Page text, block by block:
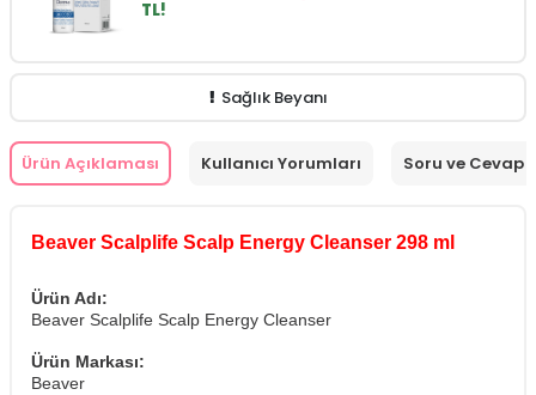
TL!
Sağlık Beyanı
Ürün Açıklaması Kullanıcı Yorumları Soru ve Cevap
Beaver Scalplife Scalp Energy Cleanser 298 ml
Ürün Adı:
Beaver Scalplife Scalp Energy Cleanser
Ürün Markası:
Beaver